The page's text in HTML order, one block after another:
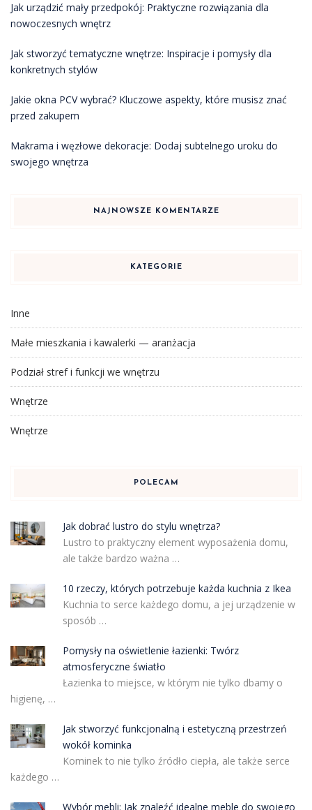
Jak urządzić mały przedpokój: Praktyczne rozwiązania dla
nowoczesnych wnętrz
Jak stworzyć tematyczne wnętrze: Inspiracje i pomysły dla
konkretnych stylów
Jakie okna PCV wybrać? Kluczowe aspekty, które musisz znać
przed zakupem
Makrama i węzłowe dekoracje: Dodaj subtelnego uroku do
swojego wnętrza
NAJNOWSZE KOMENTARZE
KATEGORIE
Inne
Małe mieszkania i kawalerki — aranżacja
Podział stref i funkcji we wnętrzu
Wnętrze
Wnętrze
POLECAM
Jak dobrać lustro do stylu wnętrza?
Lustro to praktyczny element wyposażenia domu,
ale także bardzo ważna …
10 rzeczy, których potrzebuje każda kuchnia z Ikea
Kuchnia to serce każdego domu, a jej urządzenie w
sposób …
Pomysły na oświetlenie łazienki: Twórz
atmosferyczne światło
Łazienka to miejsce, w którym nie tylko dbamy o
higienę, …
Jak stworzyć funkcjonalną i estetyczną przestrzeń
wokół kominka
Kominek to nie tylko źródło ciepła, ale także serce
każdego …
Wybór mebli: Jak znaleźć idealne meble do swojego